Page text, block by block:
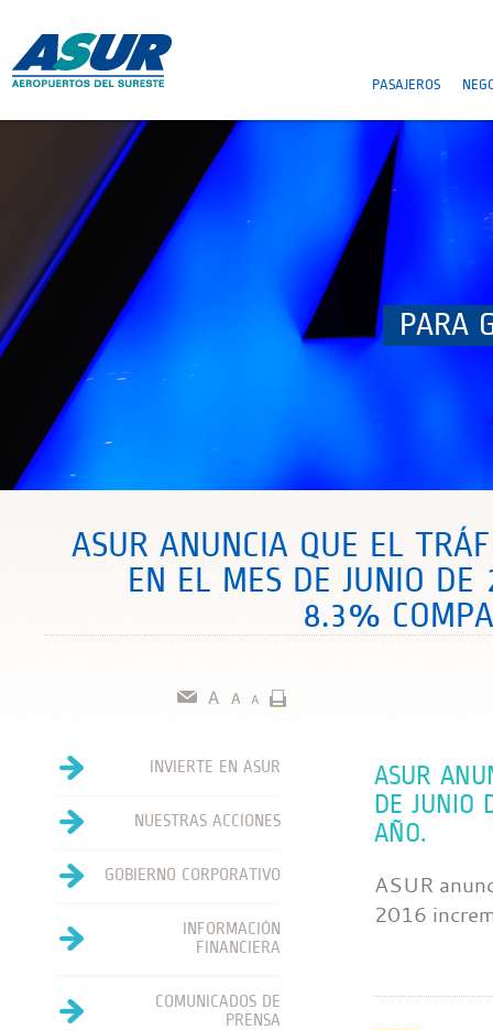
PASAJEROS
PARA
ASUR ANUNCIA QUE EL
EN EL MES DE JUNIO
8.3%
ASUR
DE JUNIO
AÑO.
ASUR
2016
INVIERTE EN ASUR
NUESTRAS ACCIONES
GOBIERNO CORPORATIVO
INFORMACIÓN
FINANCIERA
COMUNICADOS DE
PRENSA